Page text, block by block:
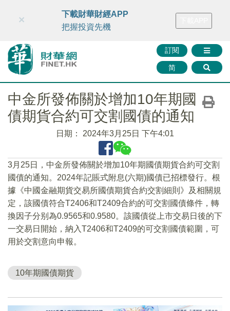
財華智庫網 FINTV FINMETA 財華證券 媒體矩陣
訂閱
简
×
下載財華財經APP
把握投資先機
中金所發佈關於增加10年期國
債期貨合約可交割國債的通知
日期： 2024年3月25日 下午4:01
3月25日，中金所發佈關於增加10年期國債期貨合約可交割
國債的通知。2024年記賬式附息(六期)國債已招標發行。根
據《中國金融期貨交易所國債期貨合約交割細則》及相關規
定，該國債符合T2406和T2409合約的可交割國債條件，轉
換因子分别為0.9565和0.9580。該國債從上市交易日後的下
一交易日開始，納入T2406和T2409的可交割國債範圍，可
用於交割意向申報。
10年期國債期貨